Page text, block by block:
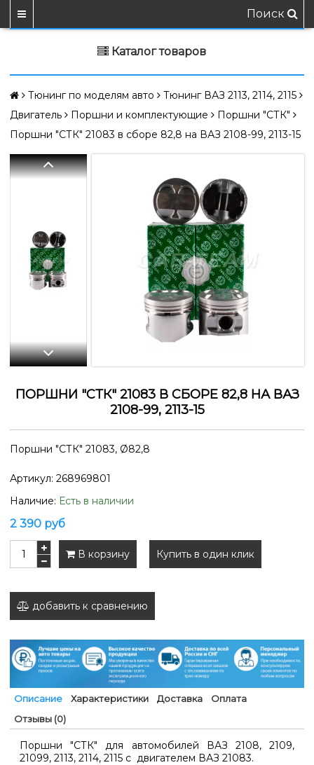
Поиск
Каталог товаров
Тюнинг по моделям авто
Тюнинг ВАЗ 2113, 2114, 2115
Двигатель
Поршни и комплектующие
Поршни "СТК"
Поршни "СТК" 21083 в сборе 82,8 на ВАЗ 2108-99, 2113-15
ПОРШНИ "СТК" 21083 В СБОРЕ 82,8 НА ВАЗ
2108-99, 2113-15
Поршни "СТК" 21083, Ø82,8
Артикул: 268969801
Наличие: Есть в наличии
2 390 руб
В корзину Купить в один клик
добавить к сравнению
Описание Характеристики Доставка
Оплата
Отзывы (0)
Поршни "СТК" для автомобилей ВАЗ 2108, 2109,
21099, 2113, 2114, 2115 с двигателем ВАЗ 21083.